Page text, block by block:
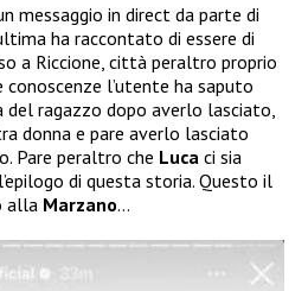
messaggio in direct da parte di
ha raccontato di essere di
a Riccione, città peraltro proprio
conoscenze l’utente ha saputo
ragazzo dopo averlo lasciato,
donna e pare averlo lasciato
Pare peraltro che Luca ci sia
di questa storia. Questo il
alla Marzano…